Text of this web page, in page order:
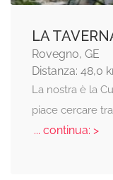
LA
Rovegno, GE
Distanza: 48,0
La nostra è la
piace cercare
... continua: >